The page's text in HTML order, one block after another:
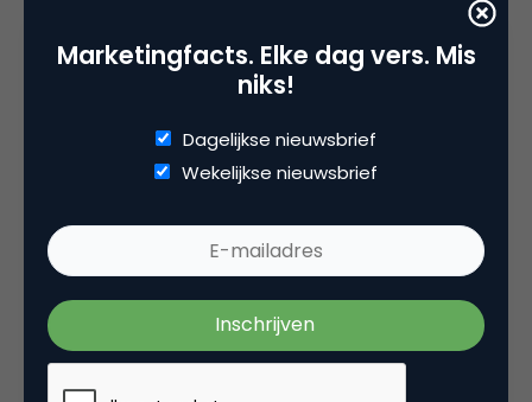
meestal niet te wachten op zo’n lange vragenlijst.
Het verzoek voor groep 1 luidde als volgt: ‘Stuur de
dollar’. 23 Procent van de groep stuurde de
enquête terug. Bij direct mailing is 1 procent respons
al een goede score, dus het toevoegen van 50
dollar was hier effectief. Hier is echter geen sprake
van wederkerigheid, maar van een
beloningssysteem. Hieruit blijkt dat beloning dus
zeker voor betere resultaten kan zorgen.
Marketingfacts. Elke dag vers. Mis
niks!
Dagelijkse nieuwsbrief
Wekelijkse nieuwsbrief